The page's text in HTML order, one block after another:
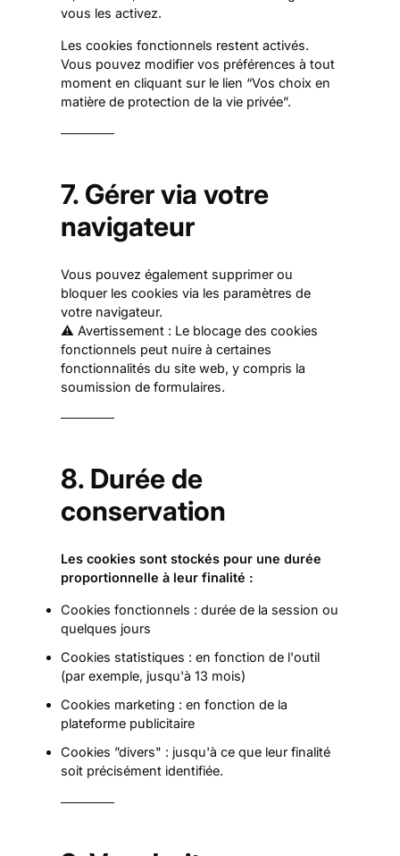
i
o
u
s
s
p
t
c
h
n
o
u
à
c
a
i
n
vous les activez.
Les cookies fonctionnels restent activés.
Vous pouvez modifier vos préférences à tout
moment en cliquant sur le lien “Vos choix en
matière de protection de la vie privée”.
7. Gérer via votre
navigateur
Vous pouvez également supprimer ou
bloquer les cookies via les paramètres de
votre navigateur.
⚠️ Avertissement : Le blocage des cookies
fonctionnels peut nuire à certaines
fonctionnalités du site web, y compris la
soumission de formulaires.
8. Durée de
conservation
Les cookies sont stockés pour une durée
proportionnelle à leur finalité :
Cookies fonctionnels : durée de la session ou
quelques jours
Cookies statistiques : en fonction de l'outil
(par exemple, jusqu'à 13 mois)
Cookies marketing : en fonction de la
plateforme publicitaire
Cookies ”divers" : jusqu'à ce que leur finalité
soit précisément identifiée.